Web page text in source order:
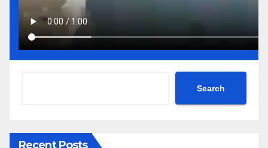
Search
Recent Posts